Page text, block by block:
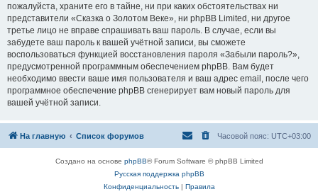
пожалуйста, храните его в тайне, ни при каких обстоятельствах ни
представители «Сказка о Золотом Веке», ни phpBB Limited, ни другое
третье лицо не вправе спрашивать ваш пароль. В случае, если вы
забудете ваш пароль к вашей учётной записи, вы сможете
воспользоваться функцией восстановления пароля «Забыли пароль?»,
предусмотренной программным обеспечением phpBB. Вам будет
необходимо ввести ваше имя пользователя и ваш адрес email, после чего
программное обеспечение phpBB сгенерирует вам новый пароль для
вашей учётной записи.
На главную Список форумов Часовой пояс: UTC+03:00
Создано на основе phpBB® Forum Software © phpBB Limited
Русская поддержка phpBB
Конфиденциальность| Правила